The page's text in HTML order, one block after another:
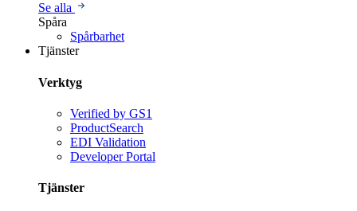
Se alla
Spåra
Spårbarhet
Tjänster
Verktyg
Verified by GS1
ProductSearch
EDI Validation
Developer Portal
Tjänster